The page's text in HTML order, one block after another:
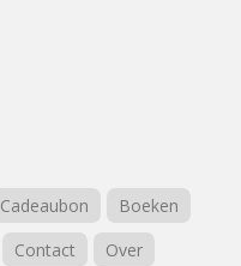
Cadeaubon
Boeken
Contact Over